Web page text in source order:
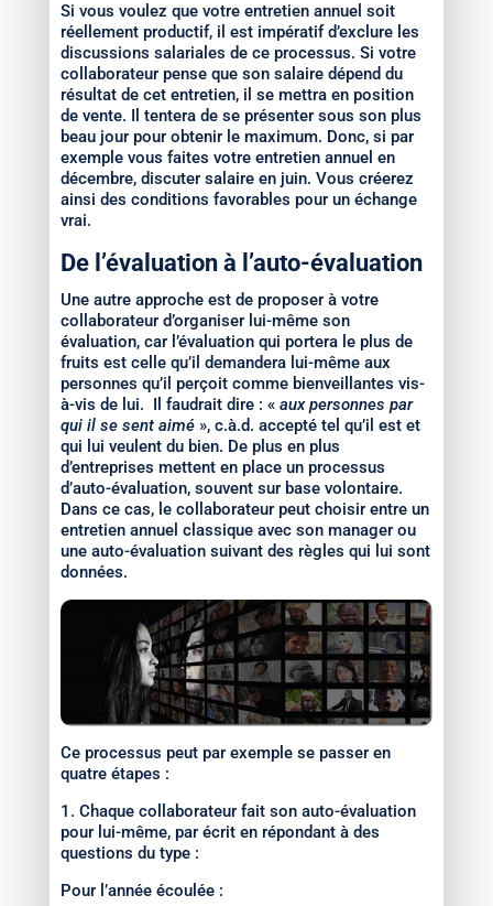
Si vous voulez que votre entretien annuel soit
réellement productif, il est impératif d’exclure les
discussions salariales de ce processus. Si votre
collaborateur pense que son salaire dépend du
résultat de cet entretien, il se mettra en position
de vente. Il tentera de se présenter sous son plus
beau jour pour obtenir le maximum. Donc, si par
exemple vous faites votre entretien annuel en
décembre, discuter salaire en juin. Vous créerez
ainsi des conditions favorables pour un échange
vrai.
De l’évaluation à l’auto-évaluation
Une autre approche est de proposer à votre
collaborateur d’organiser lui-même son
évaluation, car l’évaluation qui portera le plus de
fruits est celle qu’il demandera lui-même aux
personnes qu’il perçoit comme bienveillantes vis-
à-vis de lui. Il faudrait dire : « aux personnes par
qui il se sent aimé», c.à.d. accepté tel qu’il est et
qui lui veulent du bien. De plus en plus
d’entreprises mettent en place un processus
d’auto-évaluation, souvent sur base volontaire.
Dans ce cas, le collaborateur peut choisir entre un
entretien annuel classique avec son manager ou
une auto-évaluation suivant des règles qui lui sont
données.
Ce processus peut par exemple se passer en
quatre étapes :
1. Chaque collaborateur fait son auto-évaluation
pour lui-même, par écrit en répondant à des
questions du type :
Pour l’année écoulée :